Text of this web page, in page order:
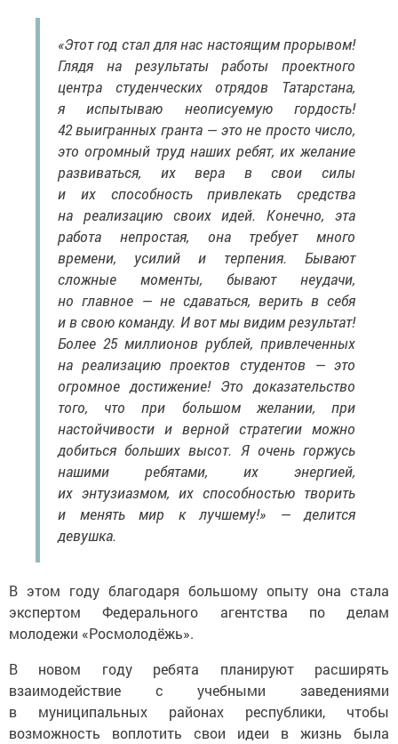
«Этот год стал для нас настоящим прорывом!
Глядя на результаты работы проектного
центра студенческих отрядов Татарстана,
я испытываю неописуемую гордость!
42 выигранных гранта — это не просто число,
это огромный труд наших ребят, их желание
развиваться, их вера в свои силы
и их способность привлекать средства
на реализацию своих идей. Конечно, эта
работа непростая, она требует много
времени, усилий и терпения. Бывают
сложные моменты, бывают неудачи,
но главное — не сдаваться, верить в себя
и в свою команду. И вот мы видим результат!
Более 25 миллионов рублей, привлеченных
на реализацию проектов студентов — это
огромное достижение! Это доказательство
того, что при большом желании, при
настойчивости и верной стратегии можно
добиться больших высот. Я очень горжусь
нашими ребятами, их энергией,
их энтузиазмом, их способностью творить
и менять мир к лучшему!» — делится
девушка.
В этом году благодаря большому опыту она стала
экспертом Федерального агентства по делам
молодежи «Росмолодёжь».
В новом году ребята планируют расширять
взаимодействие с учебными заведениями
в муниципальных районах республики, чтобы
возможность воплотить свои идеи в жизнь была